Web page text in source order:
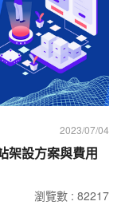
2023/07/04
架設方案與費用
瀏覽數 : 82217